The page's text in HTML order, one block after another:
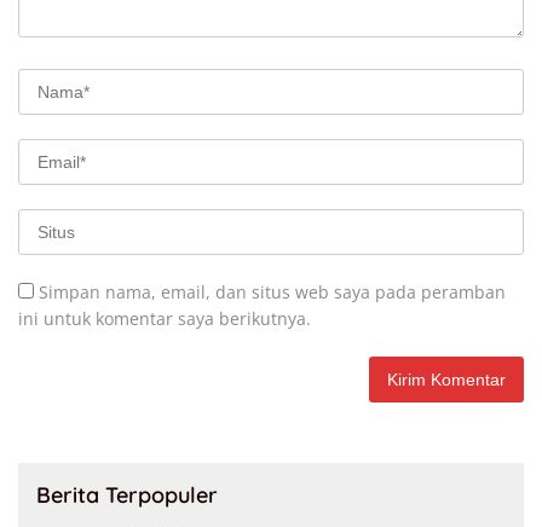
Simpan nama, email, dan situs web saya pada peramban
ini untuk komentar saya berikutnya.
Berita Terpopuler